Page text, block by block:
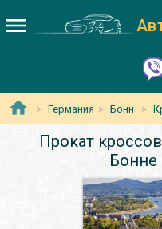
Германия Бонн
Прокат
Бонне